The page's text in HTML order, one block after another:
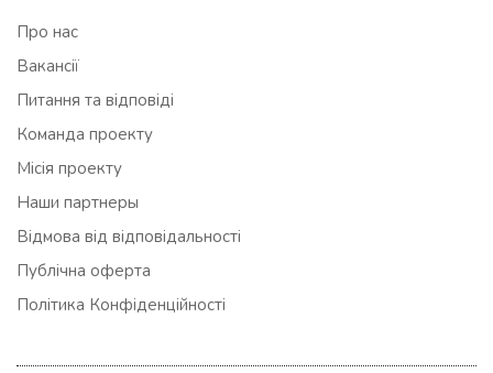
Про нас
Вакансії
Питання та відповіді
Команда проекту
Місія проекту
Наши партнеры
Відмова від відповідальності
Публічна оферта
Політика Конфіденційності